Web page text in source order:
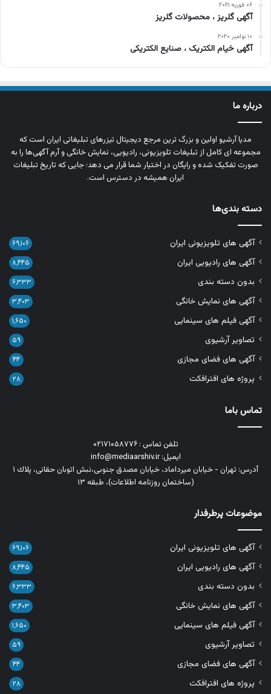
۰۶ فوریه ۲۰۲۱
آگهی گلریز ، محصولات گلریز
۱۰ نوامبر ۲۰۲۰
آگهی خیام الکتریک ، صنایع الکتریکی
درباره ما
مدیا آرشیو اولین و بزرگ‌ ترین مرجع دیجیتال تیزرهای تبلیغاتی ایران است که
مجموعه‌ ای کامل از تبلیغات تلویزیونی، رادیویی، نمایش خانگی و آرم‌ آگهی‌ها را به‌
صورت تفکیک‌ شده و رایگان در اختیار شما قرار می‌ دهد؛ جایی که تاریخ تبلیغات
ایران همیشه در دسترس است.
دسته بندی‌ها
آگهی های تلویزیونی ایران ۶۹,۱۰۶
آگهی های رادیویی ایران ۸,۴۴۵
بدون دسته بندی ۶,۳۳۳
آگهی های نمایش خانگی ۳,۴۰۳
آگهی فیلم های سینمایی ۱,۶۵۰
تصاویر آرشیوی ۵۹
آگهی های فضای مجازی ۴۴
پروژه های افترافکت ۲۸
تماس باما
تلفن تماس : ۰۲۱۷۱۰۵۸۷۷۶
ایمیل: info@mediaarshiv.ir
آدرس: تهران - خیابان میرداماد، خیابان مصدق جنوبی،نبش اتوبان حقانی، پلاك ١
(ساختمان روزنامه اطلاعات)، طبقه ۱۳
موضوعات پرطرفدار
آگهی های تلویزیونی ایران ۶۹,۱۰۶
آگهی های رادیویی ایران ۸,۴۴۵
بدون دسته بندی ۶,۳۳۳
آگهی های نمایش خانگی ۳,۴۰۳
آگهی فیلم های سینمایی ۱,۶۵۰
تصاویر آرشیوی ۵۹
آگهی های فضای مجازی ۴۴
پروژه های افترافکت ۲۸